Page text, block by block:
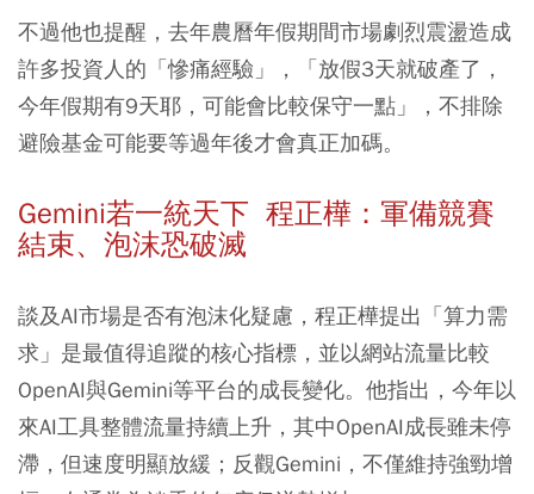
不過他也提醒，去年農曆年假期間市場劇烈震盪造成
許多投資人的「慘痛經驗」，「放假3天就破產了，
今年假期有9天耶，可能會比較保守一點」，不排除
避險基金可能要等過年後才會真正加碼。
Gemini若一統天下 程正樺：軍備競賽
結束、泡沫恐破滅
談及AI市場是否有泡沫化疑慮，程正樺提出「算力需
求」是最值得追蹤的核心指標，並以網站流量比較
OpenAI與Gemini等平台的成長變化。他指出，今年以
來AI工具整體流量持續上升，其中OpenAI成長雖未停
滯，但速度明顯放緩；反觀Gemini，不僅維持強勁增